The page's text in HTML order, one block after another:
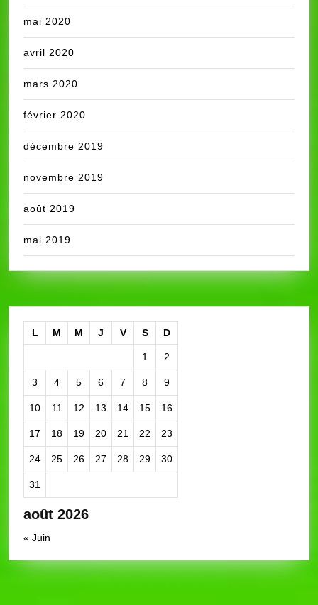
mai 2020
avril 2020
mars 2020
février 2020
décembre 2019
novembre 2019
août 2019
mai 2019
août 2026
L M M J V S D
1 2
3 4 5 6 7 8 9
10 11 12 13 14 15 16
17 18 19 20 21 22 23
24 25 26 27 28 29 30
31
« Juin